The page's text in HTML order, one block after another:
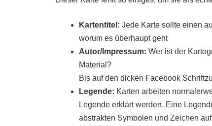
Kartentitel: Jede Karte sollte einen
worum es überhaupt geht
Autor/Impressum: Wer ist der
Material?
Bis auf den dicken Facebook
Legende: Karten arbeiten
Legende erklärt werden. Eine
abstrakten Symbolen und Zeichen